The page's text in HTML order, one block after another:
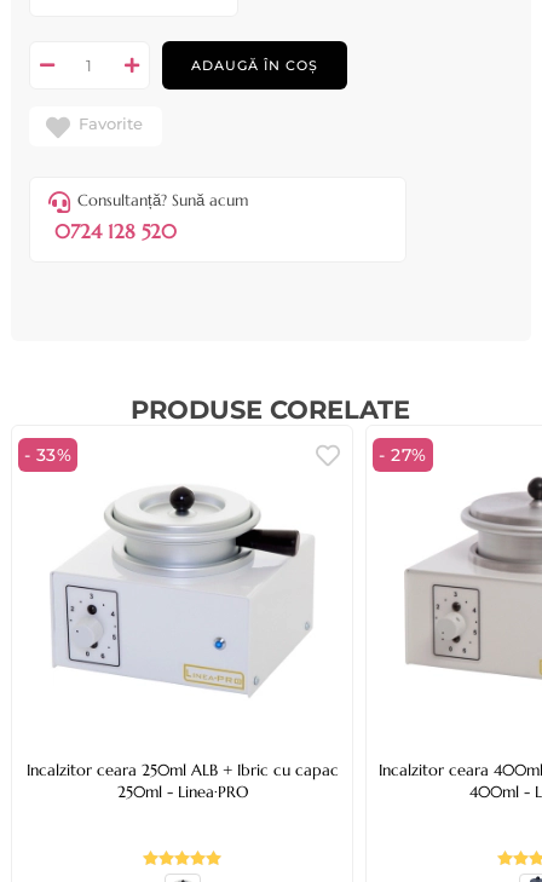
ADAUGĂ ÎN COȘ
Favorite
Consultanță? Sună acum
0724 128 520
PRODUSE CORELATE
- 33%
Incalzitor ceara 250ml ALB + Ibric cu capac
250ml - Linea·PRO
- 27%
Incalzitor ceara
400ml -